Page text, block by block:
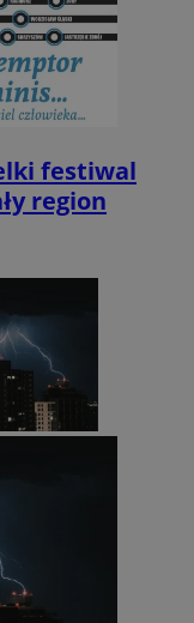
festiwal
region